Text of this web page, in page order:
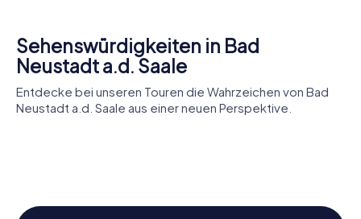
Geschichte und Kultur dieser charmanten Stadt und lasst
euch von den myCityHunt Schnitzeljagden in Bad
Neustadt a.d. Saale begeistern!
Sehenswürdigkeiten in Bad
Neustadt a.d. Saale
Entdecke bei unseren Touren die Wahrzeichen von Bad
Neustadt a.d. Saale aus einer neuen Perspektive.